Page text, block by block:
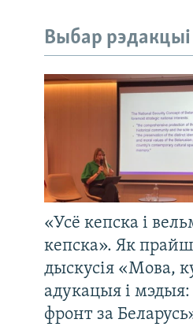
Выбар рэдакцыі
«Усё кепска і
кепска». Як
дыскусія «Мова,
адукацыя і
фронт за